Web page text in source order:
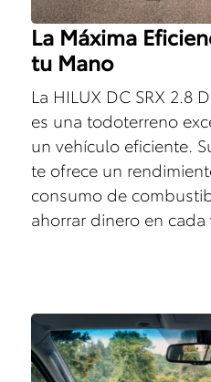
La Máxima
tu Mano
La HILUX DC SRX 2.8
es una todoterreno
un vehículo eficiente.
te ofrece un
consumo de
ahorrar dinero en cada